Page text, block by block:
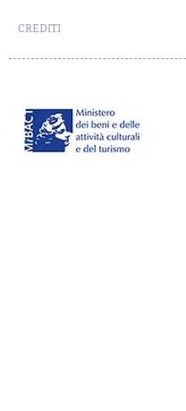
CREDITI